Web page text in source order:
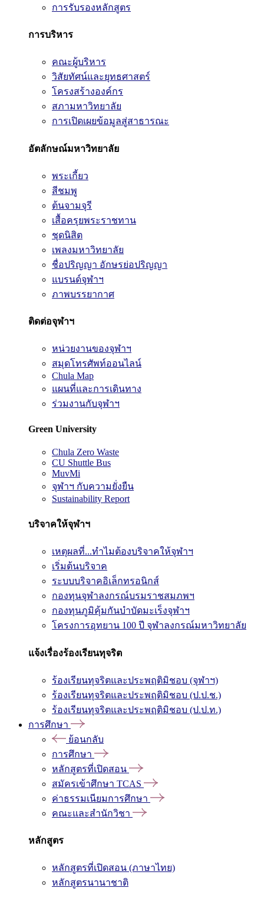
การรับรองหลักสูตร
การบริหาร
คณะผู้บริหาร
วิสัยทัศน์และยุทธศาสตร์
โครงสร้างองค์กร
สภามหาวิทยาลัย
การเปิดเผยข้อมูลสู่สาธารณะ
อัตลักษณ์มหาวิทยาลัย
พระเกี้ยว
สีชมพู
ต้นจามจุรี
เสื้อครุยพระราชทาน
ชุดนิสิต
เพลงมหาวิทยาลัย
ชื่อปริญญา อักษรย่อปริญญา
แบรนด์จุฬาฯ
ภาพบรรยากาศ
ติดต่อจุฬาฯ
หน่วยงานของจุฬาฯ
สมุดโทรศัพท์ออนไลน์
Chula Map
แผนที่และการเดินทาง
ร่วมงานกับจุฬาฯ
Green University
Chula Zero Waste
CU Shuttle Bus
MuvMi
จุฬาฯ กับความยั่งยืน
Sustainability Report
บริจาคให้จุฬาฯ
เหตุผลที่...ทำไมต้องบริจาคให้จุฬาฯ
เริ่มต้นบริจาค
ระบบบริจาคอิเล็กทรอนิกส์
กองทุนจุฬาลงกรณ์บรมราชสมภพฯ
กองทุนภูมิคุ้มกันบำบัดมะเร็งจุฬาฯ
โครงการอุทยาน 100 ปี จุฬาลงกรณ์มหาวิทยาลัย
แจ้งเรื่องร้องเรียนทุจริต
ร้องเรียนทุจริตและประพฤติมิชอบ (จุฬาฯ)
ร้องเรียนทุจริตและประพฤติมิชอบ (ป.ป.ช.)
ร้องเรียนทุจริตและประพฤติมิชอบ (ป.ป.ท.)
การศึกษา
ย้อนกลับ
การศึกษา
หลักสูตรที่เปิดสอน
สมัครเข้าศึกษา TCAS
ค่าธรรมเนียมการศึกษา
คณะและสำนักวิชา
หลักสูตร
หลักสูตรที่เปิดสอน (ภาษาไทย)
หลักสูตรนานาชาติ